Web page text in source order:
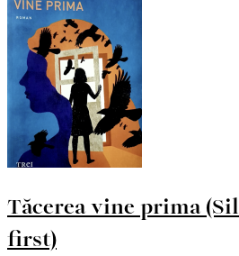
Tăcerea vine prima
first)